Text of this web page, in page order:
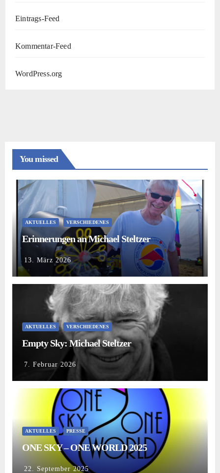
Eintrags-Feed
Kommentar-Feed
WordPress.org
You missed
AKTUELLES VERSCHIEDENES
Erinnerungen an Michael Steltzer
13. März 2026
AKTUELLES VERSCHIEDENES
Empty Sky: Michael Steltzer
7. Februar 2026
AKTUELLES PRESSE
ONE SKY – ONE WORLD 2025
22. September 2025